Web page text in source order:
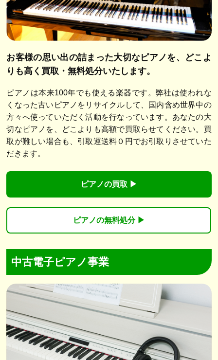
お客様の思い出の詰まった大切なピアノを、
どこよ
りも高く買取・無料処分いたします。
ピアノは本来100年でも使える楽器です。弊社は使われな
くなった古いピアノをリサイクルして、国内含め世界中の
方々へ使っていただく活動を行なっています。あなたの大
切なピアノを、どこよりも高額で買取らせてください。買
取が難しい場合も、引取運送料０円でお引取りさせていた
だきます。
ピアノの買取 ▶︎
ピアノの無料処分 ▶︎
中古電子ピアノ事業